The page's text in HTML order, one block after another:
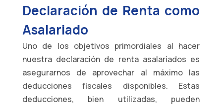
Declaración de Renta como
Asalariado
Uno de los objetivos primordiales al hacer
nuestra declaración de renta asalariados es
asegurarnos de aprovechar al máximo las
deducciones fiscales disponibles. Estas
deducciones, bien utilizadas, pueden